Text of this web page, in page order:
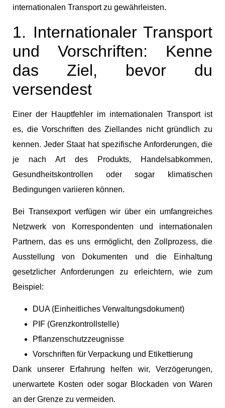
internationalen Transport zu gewährleisten.
1. Internationaler Transport
und Vorschriften: Kenne
das Ziel, bevor du
versendest
Einer der Hauptfehler im internationalen Transport ist
es, die Vorschriften des Ziellandes nicht gründlich zu
kennen. Jeder Staat hat spezifische Anforderungen, die
je nach Art des Produkts, Handelsabkommen,
Gesundheitskontrollen oder sogar klimatischen
Bedingungen variieren können.
Bei Transexport verfügen wir über ein umfangreiches
Netzwerk von Korrespondenten und internationalen
Partnern, das es uns ermöglicht, den Zollprozess, die
Ausstellung von Dokumenten und die Einhaltung
gesetzlicher Anforderungen zu erleichtern, wie zum
Beispiel:
DUA (Einheitliches Verwaltungsdokument)
PIF (Grenzkontrollstelle)
Pflanzenschutzzeugnisse
Vorschriften für Verpackung und Etikettierung
Dank unserer Erfahrung helfen wir, Verzögerungen,
unerwartete Kosten oder sogar Blockaden von Waren
an der Grenze zu vermeiden.